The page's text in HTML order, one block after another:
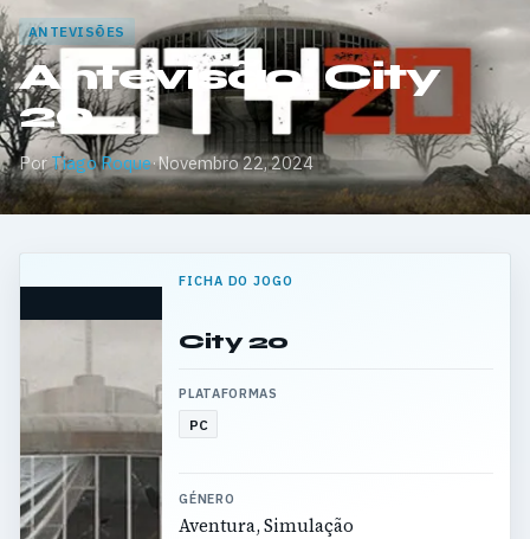
ANTEVISÕES
Antevisão: City
20
PorTiago Roque·Novembro 22, 2024
FICHA DO JOGO
City 20
PLATAFORMAS
PC
GÉNERO
Aventura, Simulação